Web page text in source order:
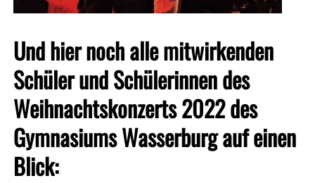
Und hier noch alle mitwirkenden
Schüler und Schülerinnen des
Weihnachtskonzerts 2022 des
Gymnasiums Wasserburg auf einen
Blick: